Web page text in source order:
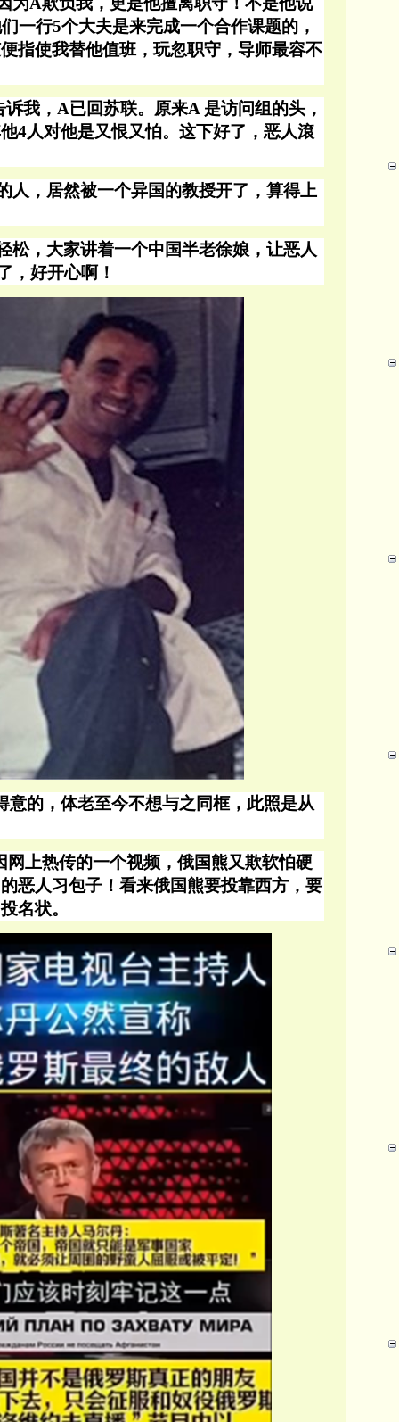
一行5个大夫是来完成一个合作课题的，
指使我替他值班，玩忽职守，导师最容不
我，A已回苏联。原来A 是访问组的头，
4人对他是又恨又怕。 这下好了，恶人滾
人，居然被一个异国的教授开了，算得上
松，大家讲着一个中国半老徐娘，让恶人
，好开心啊！
意的，体老至今不想与之同框，此照是从
网上热传的一个视频，俄国熊又欺软怕硬
恶人习包子！看来俄国熊要投靠西方，要
名状。